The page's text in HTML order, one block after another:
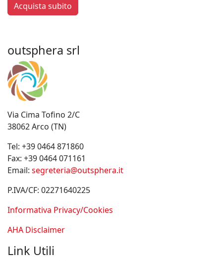
Acquista subito
outsphera srl
Via Cima Tofino 2/C
38062 Arco (TN)
Tel: +39 0464 871860
Fax: +39 0464 071161
Email: segreteria@outsphera.it
P.IVA/CF: 02271640225
Informativa Privacy/Cookies
AHA Disclaimer
Link Utili